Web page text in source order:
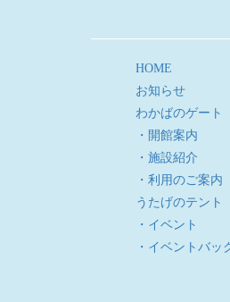
HOME
お知らせ
わかばのゲート
・開館案内
・施設紹介
・利用のご案内
うたげのテント
・イベント
・イベントバッ